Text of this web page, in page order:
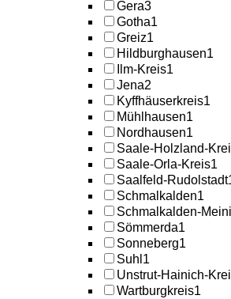
Gera3
Gotha1
Greiz1
Hildburghausen1
Ilm-Kreis1
Jena2
Kyffhäuserkreis1
Mühlhausen1
Nordhausen1
Saale-Holzland-
Saale-Orla-Kreis1
Saalfeld-Rudolstadt
Schmalkalden1
Schmalkalden-
Sömmerda1
Sonneberg1
Suhl 1
Unstrut-Hainich-
Wartburgkreis1